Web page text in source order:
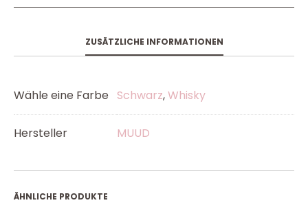
ZUSÄTZLICHE INFORMATIONEN
Wähle eine Farbe Schwarz,Whisky
Hersteller MUUD
ÄHNLICHE PRODUKTE